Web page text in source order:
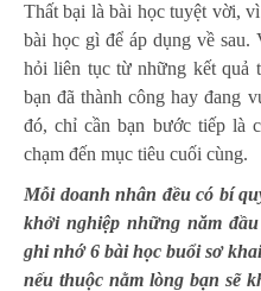
Thất bại là bài học tuyệt vời,
bài học gì để áp dụng về
hỏi liên tục từ những kết quả
bạn đã thành công hay đang
đó, chỉ cần bạn bước tiếp là
chạm đến mục tiêu cuối cùng.
Mỗi doanh nhân đều có bí
khởi nghiệp những năm
ghi nhớ 6 bài học buổi sơ
nếu thuộc nằm lòng bạn sẽ